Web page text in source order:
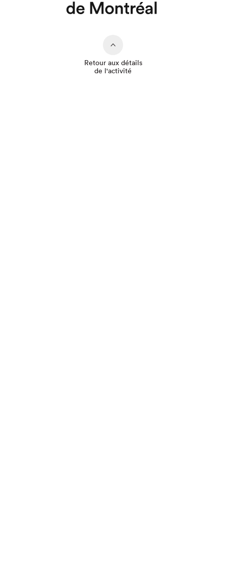
Que cherchez-vous?
Retour aux détails
de l'activité